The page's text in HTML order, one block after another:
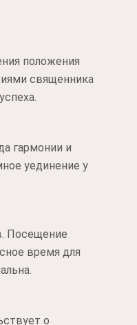
положения
священника
гармонии и
уединение у
Посещение
время для
о